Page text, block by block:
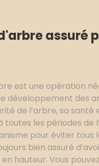
assuré
est une opération
développement des
de l’arbre, sa santé
les périodes de
pour éviter
bien assuré
hauteur. Vous